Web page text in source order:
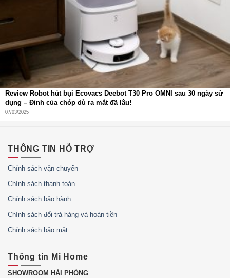
Review Robot hút bụi Ecovacs Deebot T30 Pro OMNI sau 30 ngày sử
dụng – Đỉnh của chóp dù ra mắt đã lâu!
07/03/2025
THÔNG TIN HỖ TRỢ
Chính sách vận chuyển
Chính sách thanh toán
Chính sách bảo hành
Chính sách đổi trả hàng và hoàn tiền
Chính sách bảo mật
Thông tin Mi Home
SHOWROOM HẢI PHÒNG